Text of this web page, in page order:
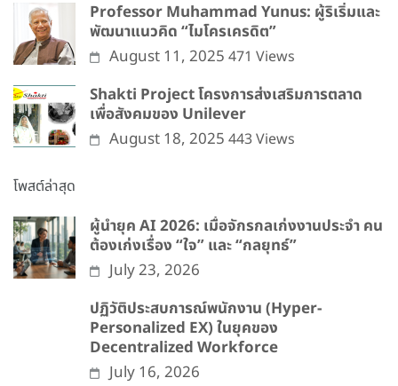
Professor Muhammad Yunus: ผู้ริเริ่มและ
พัฒนาแนวคิด “ไมโครเครดิต”
August 11, 2025 471 Views
Shakti Project โครงการส่งเสริมการตลาด
เพื่อสังคมของ Unilever
August 18, 2025 443 Views
โพสต์ล่าสุด
ผู้นำยุค AI 2026: เมื่อจักรกลเก่งงานประจำ คน
ต้องเก่งเรื่อง “ใจ” และ “กลยุทธ์”
July 23, 2026
ปฏิวัติประสบการณ์พนักงาน (Hyper-
Personalized EX) ในยุคของ
Decentralized Workforce
July 16, 2026